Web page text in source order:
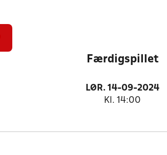
Færdigspillet
LØR. 14-09-2024
Kl. 14:00